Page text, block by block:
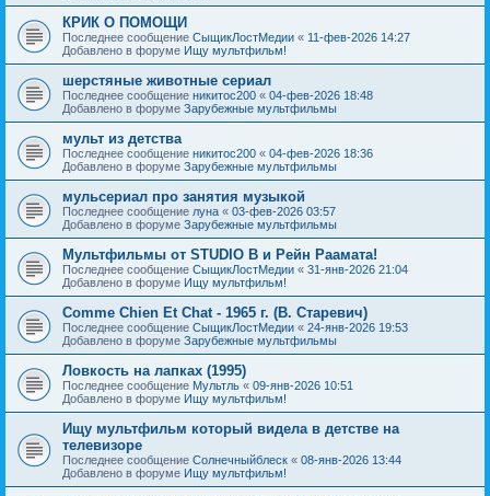
КРИК О ПОМОЩИ
Последнее сообщение СыщикЛостМедии « 11-фев-2026 14:27
Добавлено в форуме Ищу мультфильм!
шерстяные животные сериал
Последнее сообщение никитос200 « 04-фев-2026 18:48
Добавлено в форуме Зарубежные мультфильмы
мульт из детства
Последнее сообщение никитос200 « 04-фев-2026 18:36
Добавлено в форуме Зарубежные мультфильмы
мульсериал про занятия музыкой
Последнее сообщение луна « 03-фев-2026 03:57
Добавлено в форуме Зарубежные мультфильмы
Мультфильмы от STUDIO B и Рейн Раамата!
Последнее сообщение СыщикЛостМедии « 31-янв-2026 21:04
Добавлено в форуме Ищу мультфильм!
Comme Chien Et Chat - 1965 г. (В. Старевич)
Последнее сообщение СыщикЛостМедии « 24-янв-2026 19:53
Добавлено в форуме Зарубежные мультфильмы
Ловкость на лапках (1995)
Последнее сообщение Мультль « 09-янв-2026 10:51
Добавлено в форуме Ищу мультфильм!
Ищу мультфильм который видела в детстве на
телевизоре
Последнее сообщение Солнечныйблеск « 08-янв-2026 13:44
Добавлено в форуме Ищу мультфильм!